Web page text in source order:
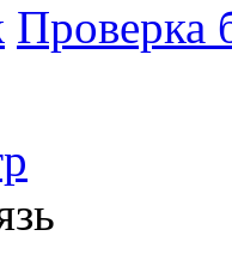
Проверка